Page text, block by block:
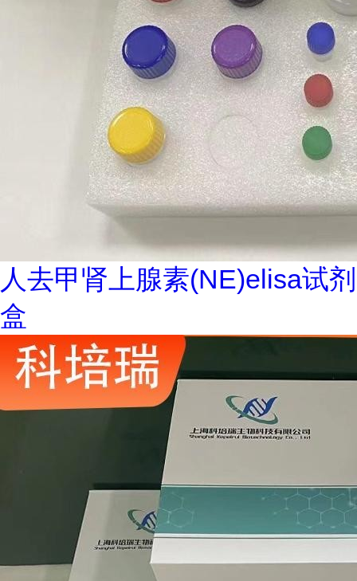
人去甲肾上腺素(NE)elisa试剂
盒